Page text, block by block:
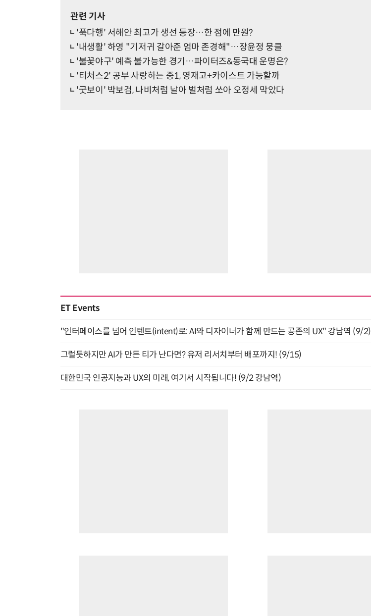
관련 기사
'푹다행' 서해안 최고가 생선 등장…한 점에 만원?
'내생활' 하영 "기저귀 갈아준 엄마 존경해"…장윤정 뭉클
'불꽃야구' 예측 불가능한 경기…파이터즈&동국대 운명은?
'티처스2' 공부 사랑하는 중1, 영재고+카이스트 가능할까
'굿보이' 박보검, 나비처럼 날아 벌처럼 쏘아 오정세 막았다
ET Events
"인터페이스를 넘어 인텐트(intent)로: AI와 디자이너가 함께 만드는 공존의 UX" 강남역 (9/2)
그럴듯하지만 AI가 만든 티가 난다면? 유저 리서치부터 배포까지! (9/15)
대한민국 인공지능과 UX의 미래, 여기서 시작됩니다! (9/2 강남역)